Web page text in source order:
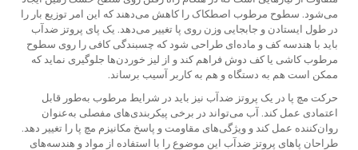
می‌شود. سطوح مرطوب اصطکاک را کاهش می‌دهند که این امر توزیع بار را
در طول ایستادن و جابجایی وزن روی پا تغییر می‌دهد. یک پای پروتز ضدآب
باید با هندسه کف و ماده‌ای طراحی شود که چسبندگی کافی را روی سطوح
مرطوب کاشی یا کف دوش فراهم کند و از لیز خوردن‌ها جلوگیری نماید که
ممکن است هم به دستگاه و هم به کاربر آسیب برساند.
حرکت مچ پا در یک پروتز ضدآب نیز باید در شرایط مرطوب به‌طور قابل
اعتمادی عمل کند. آب می‌تواند در برخی پیکربندی‌های مفصلی به‌عنوان
روان‌کننده عمل کند و ویژگی‌های مقاومت و پاسخ مکانیزم مچ پا را تغییر دهد.
طراحان پاهای پروتز ضدآب این موضوع را با استفاده از مواد و هندسه‌های